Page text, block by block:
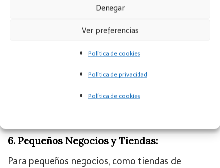
Denegar
Ver preferencias
Política de cookies
Política de privacidad
Política de cookies
5. Espacios de Entretenimiento:
En áreas de entretenimiento en casa, como salas
puede ser una adición práctica. Mantén
durante las sesiones de juego o las noches de
película, evitando la necesidad de desplazarte a
6. Pequeños Negocios y Tiendas:
Para pequeños negocios, como tiendas de